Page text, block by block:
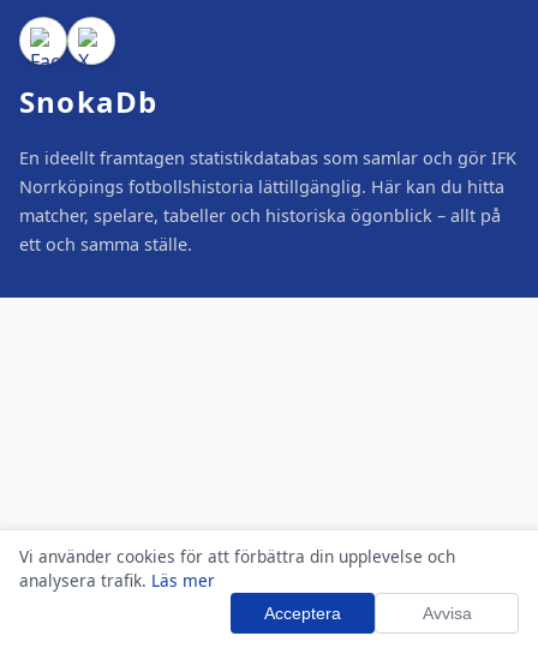
Vi använder cookies för att förbättra din upplevelse och
analysera trafik. Läs mer
Acceptera Avvisa
SnokaDb
En ideellt framtagen statistikdatabas som samlar och gör IFK
Norrköpings fotbollshistoria lättillgänglig. Här kan du hitta
matcher, spelare, tabeller och historiska ögonblick – allt på
ett och samma ställe.